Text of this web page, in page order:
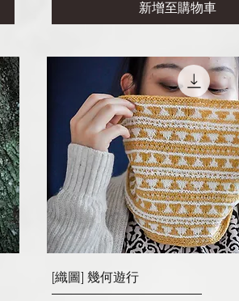
新增至購物車
[織圖] 幾何遊行